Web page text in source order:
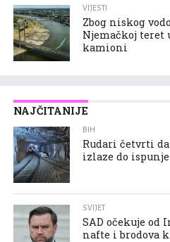
VIJESTI
Zbog niskog
Njemačkoj teret
kamioni
NAJČITANIJE
BIH
Rudari četvrti
izlaze do
SVIJET
SAD očekuje od
nafte i brodova